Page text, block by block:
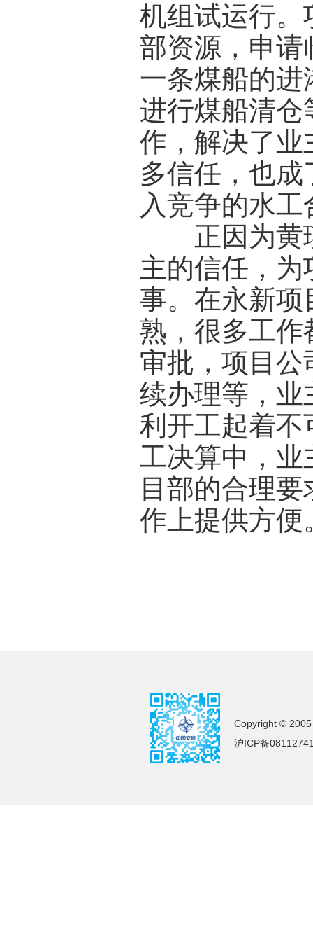
机组试运行。
部资源，申请
一条煤船的
进行煤船清仓
作，解决了业
多信任，也
入竞争的水
正因为黄瑛
主的信任，
事。在永新项
熟，很多工
审批，项目
续办理等，业
利开工起着不
工决算中，业
目部的合理
作上提供方便
Copyright ©
沪ICP备